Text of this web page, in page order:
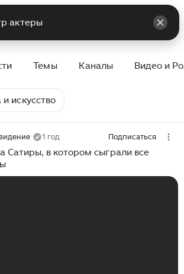
Темы Каналы Видео и
и искусство
1 год Подписаться
Сатиры, в котором сыграли все